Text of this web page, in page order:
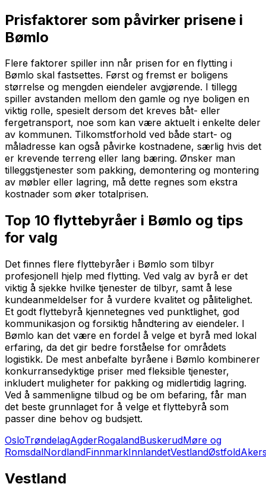
Prisfaktorer som påvirker prisene i
Bømlo
Flere faktorer spiller inn når prisen for en flytting i
Bømlo skal fastsettes. Først og fremst er boligens
størrelse og mengden eiendeler avgjørende. I tillegg
spiller avstanden mellom den gamle og nye boligen en
viktig rolle, spesielt dersom det kreves båt- eller
fergetransport, noe som kan være aktuelt i enkelte deler
av kommunen. Tilkomstforhold ved både start- og
måladresse kan også påvirke kostnadene, særlig hvis det
er krevende terreng eller lang bæring. Ønsker man
tilleggstjenester som pakking, demontering og montering
av møbler eller lagring, må dette regnes som ekstra
kostnader som øker totalprisen.
Top 10 flyttebyråer i Bømlo og tips
for valg
Det finnes flere flyttebyråer i Bømlo som tilbyr
profesjonell hjelp med flytting. Ved valg av byrå er det
viktig å sjekke hvilke tjenester de tilbyr, samt å lese
kundeanmeldelser for å vurdere kvalitet og pålitelighet.
Et godt flyttebyrå kjennetegnes ved punktlighet, god
kommunikasjon og forsiktig håndtering av eiendeler. I
Bømlo kan det være en fordel å velge et byrå med lokal
erfaring, da det gir bedre forståelse for områdets
logistikk. De mest anbefalte byråene i Bømlo kombinerer
konkurransedyktige priser med fleksible tjenester,
inkludert muligheter for pakking og midlertidig lagring.
Ved å sammenligne tilbud og be om befaring, får man
det beste grunnlaget for å velge et flyttebyrå som
passer dine behov og budsjett.
OsloTrøndelagAgderRogalandBuskerudMøre og
RomsdalNordlandFinnmarkInnlandetVestlandØstfold
Vestland